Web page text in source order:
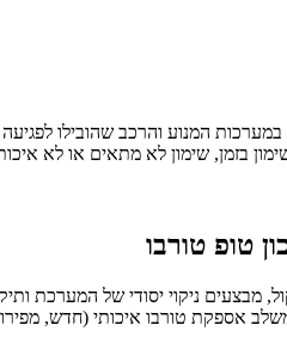
המנוע והרכב שהובילו
בזמן, שימון לא מתאים או לא
טופ טורבו
ניקוי יסודי של המערכת
אספקת טורבו איכותי (חדש,